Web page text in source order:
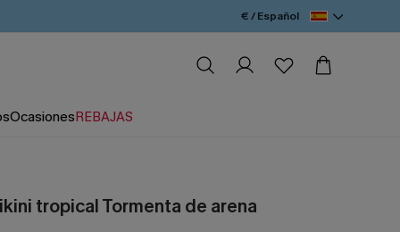
€ / Español
OcasionesREBAJAS
tropical Tormenta de arena